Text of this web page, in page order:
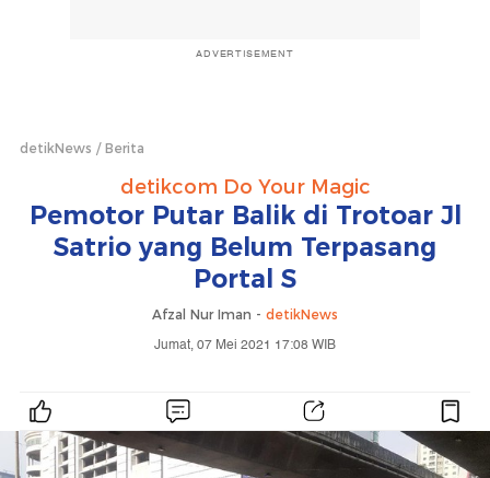
ADVERTISEMENT
detikNews Berita
detikcom Do Your Magic
Pemotor Putar Balik di Trotoar Jl
Satrio yang Belum Terpasang
Portal S
Afzal Nur Iman - detikNews
Jumat, 07 Mei 2021 17:08 WIB